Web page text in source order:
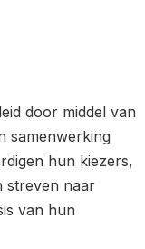
door middel van
samenwerking
hun kiezers,
streven naar
van hun